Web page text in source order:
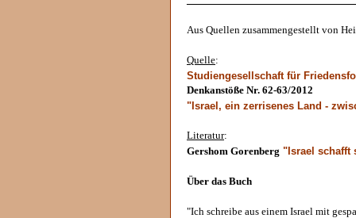
Aus Quellen zusammengestellt von
Quelle:
Studiengesellschaft für
Denkanstöße Nr. 62-63/2012
"Israel, ein zerrisenes Land -
Literatur:
Gershom Gorenberg "Israel schafft
Über das Buch
"Ich schreibe aus einem Israel mit